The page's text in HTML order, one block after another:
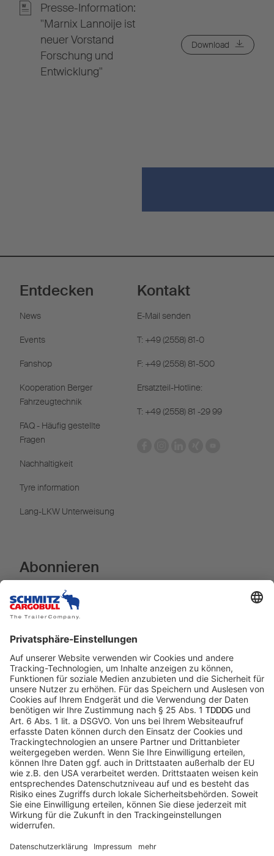
Presse-Information:
"Marnix Lannoije ist
neuer Vorstand
Forschung und
Entwicklung"
Download
Entdecken
News
Events
Fanshop
Kooperation Berger
Fahrzeugtechnik
FAQ - Häufig gestellte
Fragen
Nachhaltigkeit
Tyre information
Lang-LKW Unterweisung
Kontakt
E-Mail senden
T: +49 (2558) 81-0
F: +49 (2558) 81-500
Ersatzteil-Hotline:
T: +49 (2558) 81 -29 99
Abonnieren